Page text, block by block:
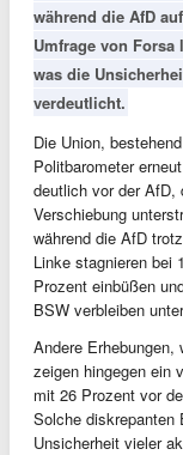
während die AfD
Umfrage von
was die
verdeutlicht.
Die Union,
Politbarometer
deutlich vor der
Verschiebung
während die AfD
Linke stagnieren bei
Prozent einbüßen
BSW verbleiben
Andere Erhebungen,
zeigen hingegen ein
mit 26 Prozent vor
Solche diskrepanten
Unsicherheit vieler